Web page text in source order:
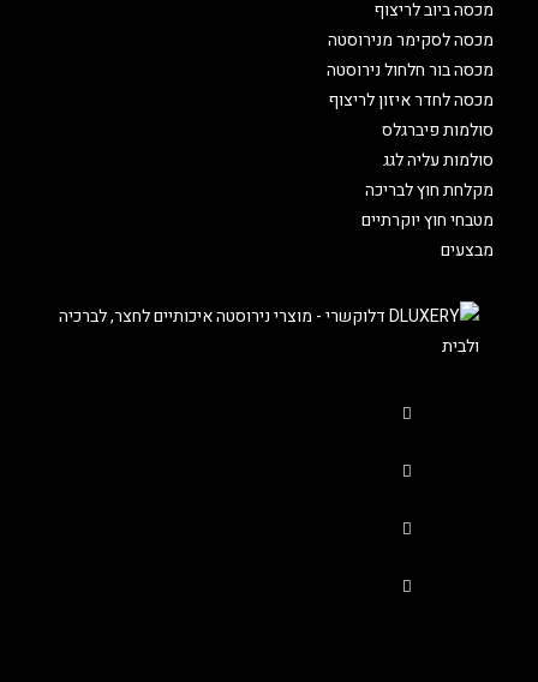
מכסה ביוב לריצוף
מכסה לסקימר מנירוסטה
מכסה בור חלחול נירוסטה
מכסה לחדר איזון לריצוף
סולמות פיברגלס
סולמות עליה לגג
מקלחת חוץ לבריכה
מטבחי חוץ יוקרתיים
מבצעים